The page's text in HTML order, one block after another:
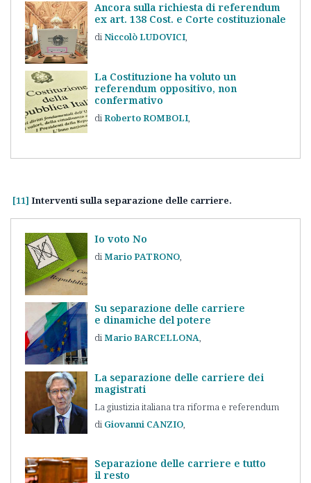
Ancora sulla richiesta di referendum
ex art. 138 Cost. e Corte costituzionale
NiccolòLUDOVICI
La Costituzione ha voluto un
referendum oppositivo, non
confermativo
RobertoROMBOLI
[11] Interventi sulla separazione delle carriere.
Io voto No
MarioPATRONO
Su separazione delle carriere
e dinamiche del potere
MarioBARCELLONA
La separazione delle carriere dei
magistrati
La giustizia italiana tra riforma e referendum
Giovanni CANZIO
Separazione delle carriere e tutto
il resto